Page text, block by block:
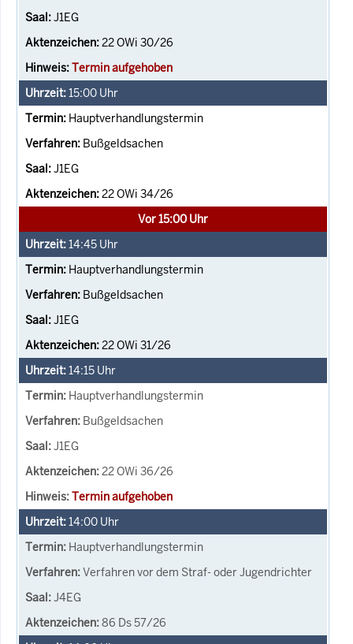
J1EG
22 OWi 30/26
Termin aufgehoben
15:00 Uhr
Hauptverhandlungstermin
Bußgeldsachen
J1EG
22 OWi 34/26
Vor 15:00 Uhr
14:45 Uhr
Hauptverhandlungstermin
Bußgeldsachen
J1EG
22 OWi 31/26
14:15 Uhr
Hauptverhandlungstermin
Bußgeldsachen
J1EG
22 OWi 36/26
Termin aufgehoben
14:00 Uhr
Hauptverhandlungstermin
Verfahren vor dem Straf- oder Jugendrichter
J4EG
86 Ds 57/26